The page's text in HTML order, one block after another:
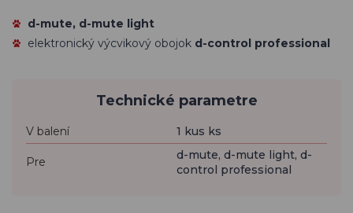
d-mute, d-mute light
elektronický výcvikový obojok d-control professional
Technické parametre
V balení 1 kus ks
Pre
d-mute, d-mute light, d-
control professional